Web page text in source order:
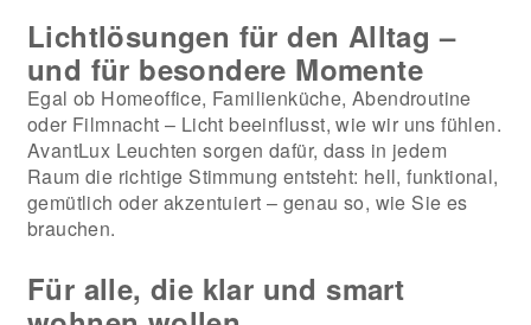
Lichtlösungen für den Alltag –
und für besondere Momente
Egal ob Homeoffice, Familienküche, Abendroutine
oder Filmnacht – Licht beeinflusst, wie wir uns fühlen.
AvantLux Leuchten sorgen dafür, dass in jedem
Raum die richtige Stimmung entsteht: hell, funktional,
gemütlich oder akzentuiert – genau so, wie Sie es
brauchen.
Für alle, die klar und smart